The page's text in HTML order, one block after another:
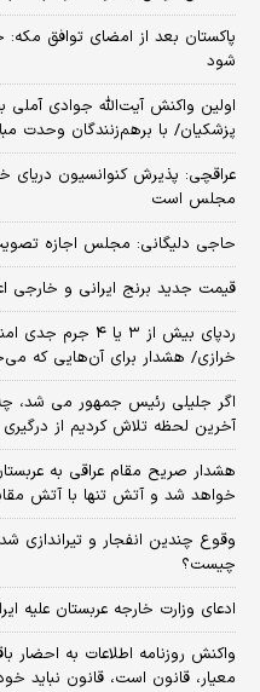
پاکستان بعد از امضای توافق مکه:
شود
اولین واکنش آیت‌الله جوادی آملی
پزشکیان/ با برهم‌زنندگان وحدت
عراقچی: پذیرش کنوانسیون دریای
مجلس است
حاجی دلیگانی: مجلس اجازه
قیمت جدید برنج ایرانی و خارجی
ردپای بیش از ۳
خرازی/ هشدار برای آن‌هایی که می‌خواهند به ۲۵۰
اگر جلیلی رئیس جمهور می شد،
آخرین لحظه تلاش کردیم از
هشدار صریح مقام عراقی به
خواهد شد و آتش تنها با آتش
وقوع چندین انفجار و تیراندازی
چیست؟
ادعای وزارت خارجه عربستان علیه
واکنش روزنامه اطلاعات به احضار
معیار، قانون است، قانون نباید